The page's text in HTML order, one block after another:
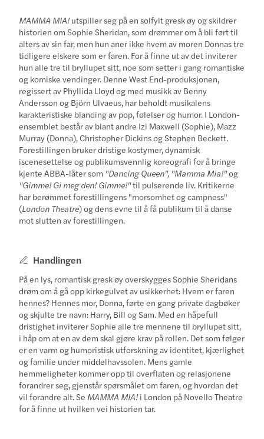
MAMMA MIA!utspiller seg på en solfylt gresk øy og skildrer
historien om Sophie Sheridan, som drømmer om å bli ført til
alters av sin far, men hun aner ikke hvem av moren Donnas tre
tidligere elskere som er faren. For å finne ut av det inviterer
hun alle tre til bryllupet sitt, noe som setter i gang romantiske
og komiske vendinger. Denne West End-produksjonen,
regissert av Phyllida Lloyd og med musikk av Benny
Andersson og Björn Ulvaeus, har beholdt musikalens
karakteristiske blanding av pop, følelser og humor. I London-
ensemblet består av blant andre Izi Maxwell (Sophie), Mazz
Murray (Donna), Christopher Dickins og Stephen Beckett.
Forestillingen bruker dristige kostymer, dynamisk
iscenesettelse og publikumsvennlig koreografi for å bringe
kjente ABBA-låter som "Dancing Queen", "Mamma Mia!"og
"Gimme! Gi meg den! Gimme!"til pulserende liv. Kritikerne
har berømmet forestillingens "morsomhet og campness"
(London Theatre) og dens evne til å få publikum til å danse
mot slutten av forestillingen.
Handlingen
På en lys, romantisk gresk øy overskygges Sophie Sheridans
drøm om å gå opp kirkegulvet av usikkerhet: Hvem er faren
hennes? Hennes mor, Donna, førte en gang private dagbøker
og skjulte tre navn: Harry, Bill og Sam. Med en håpefull
dristighet inviterer Sophie alle tre mennene til bryllupet sitt,
i håp om at en av dem skal gjøre krav på rollen. Det som følger
er en varm og humoristisk utforskning av identitet, kjærlighet
og familie under middelhavssolen. Mens gamle
hemmeligheter kommer opp til overflaten og relasjonene
forandrer seg, gjenstår spørsmålet om faren, og hvordan det
vil forandre alt. Se MAMMA MIA!i London på Novello Theatre
for å finne ut hvilken vei historien tar.